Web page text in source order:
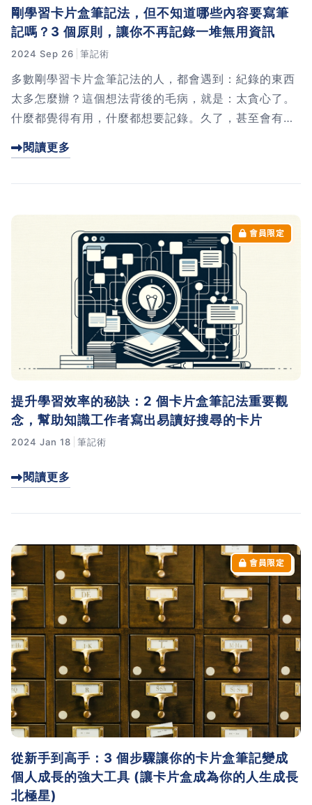
剛學習卡片盒筆記法，但不知道哪些內容要寫筆
記嗎？3 個原則，讓你不再記錄一堆無用資訊
2024 Sep 26 筆記術
多數剛學習卡片盒筆記法的人，都會遇到：紀錄的東西
太多怎麼辦？這個想法背後的毛病，就是：太貪心了。
什麼都覺得有用，什麼都想要記錄。久了，甚至會有
3 個判斷原則，讓你記錄會用到的資訊而非一堆根本不
閱讀更多
提升學習效率的秘訣：2 個卡片盒筆記法重要觀
念，幫助知識工作者寫出易讀好搜尋的卡片
2024 Jan 18 筆記術
閱讀更多
從新手到高手：3 個步驟讓你的卡片盒筆記變成
個人成長的強大工具 (讓卡片盒成為你的人生成長
北極星)